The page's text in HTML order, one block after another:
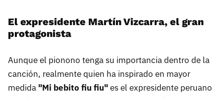
El expresidente Martín Vizcarra, el gran
protagonista
Aunque el pionono tenga su importancia dentro de la
canción, realmente quien ha inspirado en mayor
medida "Mi bebito fiu fiu"es el expresidente peruano